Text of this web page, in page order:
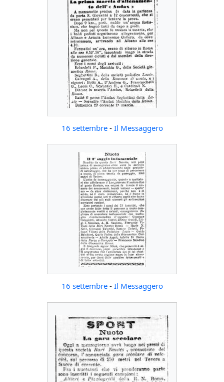
16 settembre- Il Messaggero
16 settembre- Il Messaggero